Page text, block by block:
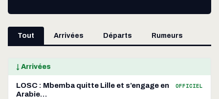
Tout Arrivées Départs Rumeurs
↓ Arrivées
LOSC : Mbemba quitte Lille et s’engage en
Arabie…
OFFICIEL